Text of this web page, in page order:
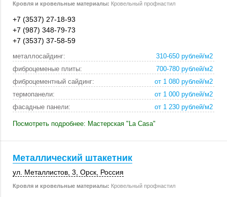
Кровля и кровельные материалы: Кровельный профнастил
+7 (3537) 27-18-93
+7 (987) 348-79-73
+7 (3537) 37-58-59
металлосайдинг:
310-650 рублей/м2
фиброцеменые плиты:
700-780 рублей/м2
фиброцементный сайдинг:
от 1 080 рублей/м2
термопанели:
от 1 000 рублей/м2
фасадные панели:
от 1 230 рублей/м2
Посмотреть подробнее: Мастерская "La Casa"
Металлический штакетник
ул. Металлистов, 3 Орск Россия
Кровля и кровельные материалы: Кровельный профнастил